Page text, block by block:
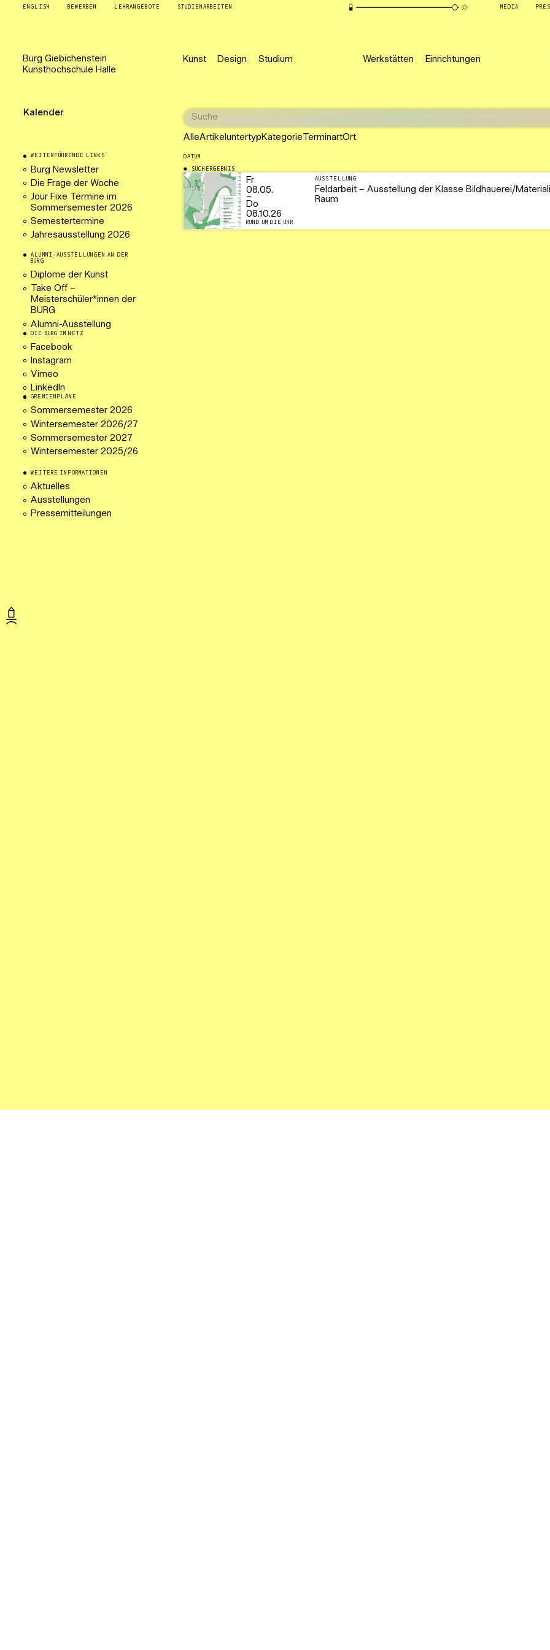
ENGLISH BEWERBEN LEHRANGEBOTE STUDIENARBEITEN MEDIA
Burg Giebichenstein
Kunsthochschule Halle
Kunst Design Studium Werkstätten Einrichtungen
AlleArtikeluntertyp Kategorie TerminartOrt
DATUM
14.09.2026
SUCHERGEBNIS
Fr
08.05.
–
Do
08.10.26
RUND UM DIE UHR
AUSSTELLUNG
Feldarbeit – Ausstellung der Klasse Bildhauerei/
Raum
Kalender
WEITERFÜHRENDE LINKS
Burg Newsletter
Die Frage der Woche
Jour Fixe Termine im
Sommersemester 2026
Semestertermine
Jahresausstellung 2026
ALUMNI-AUSSTELLUNGEN AN DER
BURG
Diplome der Kunst
Take Off –
Meisterschüler*innen der
BURG
Alumni-Ausstellung
DIE BURG IM NETZ
Facebook
Instagram
Vimeo
LinkedIn
GREMIENPLÄNE
Sommersemester 2026
Wintersemester 2026/27
Sommersemester 2027
Wintersemester 2025/26
WEITERE INFORMATIONEN
Aktuelles
Ausstellungen
Pressemitteilungen